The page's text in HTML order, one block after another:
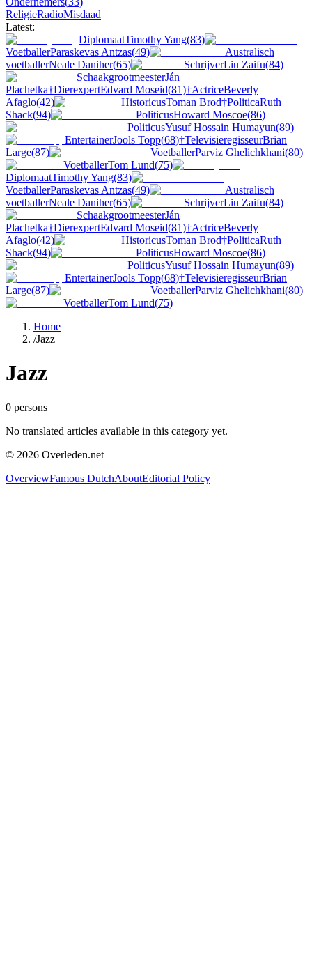
ReligieRadioMisdaad
Latest:
DiplomaatTimothy Yang(83)
VoetballerParaskevas Antzas(49)
Australisch
voetballerNeale Daniher(65) SchrijverLiu Zaifu(84)
SchaakgrootmeesterJán
Plachetka†DierexpertEdvard Moseid(81)†ActriceBeverly
Afaglo(42) HistoricusToman Brod†PoliticaRuth
Shack(94) PoliticusHoward Moscoe(86)
PoliticusYusuf Hossain Humayun(89)
EntertainerJools Topp(68)†TelevisieregisseurBrian
Large(87) VoetballerParviz Ghelichkhani(80)
VoetballerTom Lund(75)
DiplomaatTimothy Yang(83)
VoetballerParaskevas Antzas(49)
Australisch
voetballerNeale Daniher(65) SchrijverLiu Zaifu(84)
SchaakgrootmeesterJán
Plachetka†DierexpertEdvard Moseid(81)†ActriceBeverly
Afaglo(42) HistoricusToman Brod†PoliticaRuth
Shack(94) PoliticusHoward Moscoe(86)
PoliticusYusuf Hossain Humayun(89)
EntertainerJools Topp(68)†TelevisieregisseurBrian
Large(87) VoetballerParviz Ghelichkhani(80)
VoetballerTom Lund(75)
Home
/Jazz
Jazz
0 persons
No translated articles available in this category yet.
© 2026 Overleden.net
OverviewFamous DutchAboutEditorial Policy